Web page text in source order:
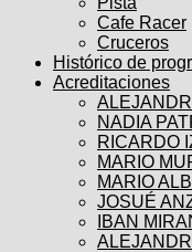
Cafe Racer
Cruceros
Histórico de
Acreditaciones
NADIA
RICARDO
MARIO
MARIO
JOSUÉ
IBAN